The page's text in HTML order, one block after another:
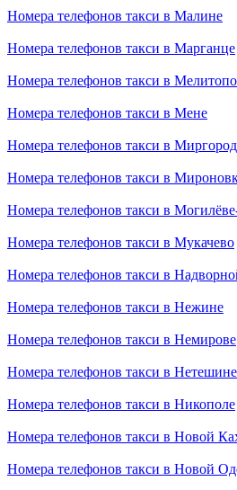
Номера телефонов такси в Малине
Номера телефонов такси в Марганце
Номера телефонов такси в
Номера телефонов такси в Мене
Номера телефонов такси в
Номера телефонов такси в
Номера телефонов такси в
Номера телефонов такси в Мукачево
Номера телефонов такси в
Номера телефонов такси в Нежине
Номера телефонов такси в Немирове
Номера телефонов такси в Нетешине
Номера телефонов такси в Никополе
Номера телефонов такси в Новой
Номера телефонов такси в Новой